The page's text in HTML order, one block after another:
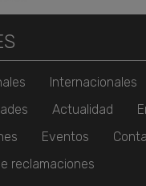
Internacionales
Actualidad
Eventos
reclamaciones